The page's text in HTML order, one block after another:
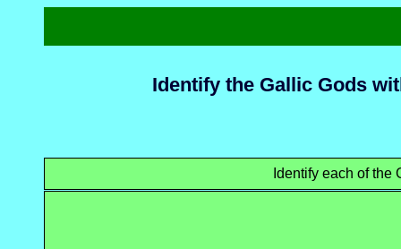
Identify the Gallic Gods
Identify each of the